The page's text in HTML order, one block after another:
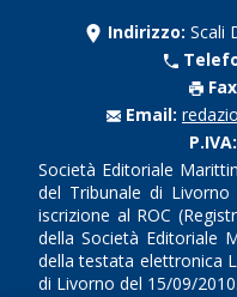
Indirizzo: Scali
Email:
P.IVA:
Società Editoriale
del Tribunale di
iscrizione al ROC
della Società Editoriale
della testata elettronica
di Livorno del 15/09/2010.